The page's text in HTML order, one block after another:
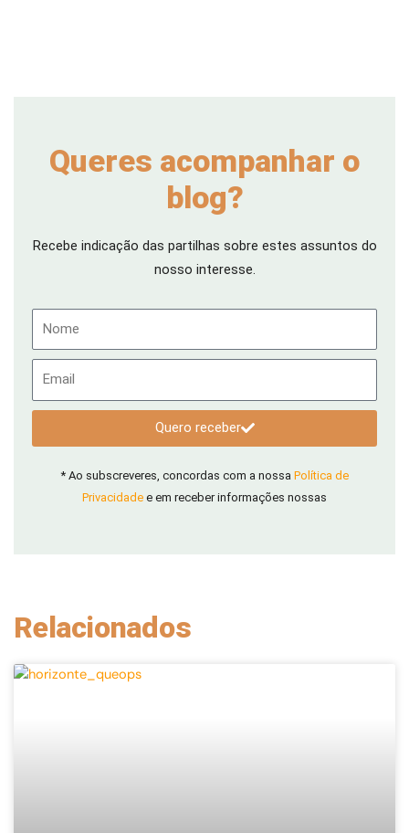
Queres acompanhar o
blog?
Recebe indicação das partilhas sobre estes assuntos do
nosso interesse.
Quero receber
* Ao subscreveres, concordas com a nossa Política de
Privacidade e em receber informações nossas
Relacionados